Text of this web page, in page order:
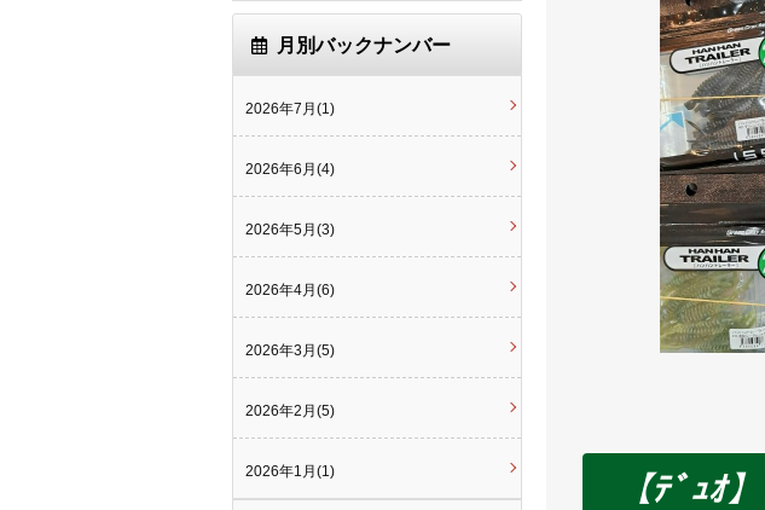
【ﾃﾞｭｵ】
月別バックナンバー
2026年7月(1)
2026年6月(4)
2026年5月(3)
2026年4月(6)
2026年3月(5)
2026年2月(5)
2026年1月(1)